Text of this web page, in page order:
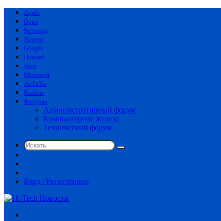
Apple
Oppo
Samsung
Xiaomi
Google
Huawei
Vivo
Microsoft
AnTuTu
Realme
Форумы
Административный форум
Компьютерное железо
Технический форум
Искать
статья
Вход / Регистрация